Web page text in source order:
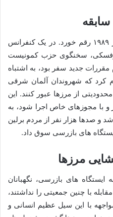
سابقه
اوج این تحولات در ۹ نوامبر ۱۹۸۹ رقم خورد. در یک کنفرانس
سخنگوی حزب کمونیست
جدید سفر بود، به اشتباه
کرد که شهروندان آلمان شرقی
از مرزها عبور کنند. این
و با مجوزهای خاص اجرا شود، به
و صدها هزار نفر از مردم برلین
های بازرسی سوق داد.
مرزها
های بازرسی، نگهبانان
با چنین جمعیتی را نداشتند،
با این سیل عظیم انسانی و